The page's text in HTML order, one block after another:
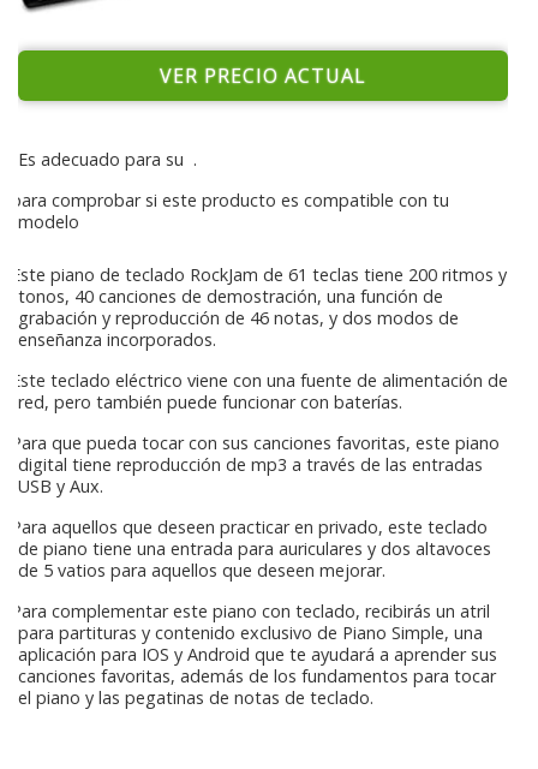
VER PRECIO ACTUAL
Es adecuado para su .
para comprobar si este producto es compatible con tu
modelo
Este piano de teclado RockJam de 61 teclas tiene 200 ritmos y
tonos, 40 canciones de demostración, una función de
grabación y reproducción de 46 notas, y dos modos de
enseñanza incorporados.
Este teclado eléctrico viene con una fuente de alimentación de
red, pero también puede funcionar con baterías.
Para que pueda tocar con sus canciones favoritas, este piano
digital tiene reproducción de mp3 a través de las entradas
USB y Aux.
Para aquellos que deseen practicar en privado, este teclado
de piano tiene una entrada para auriculares y dos altavoces
de 5 vatios para aquellos que deseen mejorar.
Para complementar este piano con teclado, recibirás un atril
para partituras y contenido exclusivo de Piano Simple, una
aplicación para IOS y Android que te ayudará a aprender sus
canciones favoritas, además de los fundamentos para tocar
el piano y las pegatinas de notas de teclado.